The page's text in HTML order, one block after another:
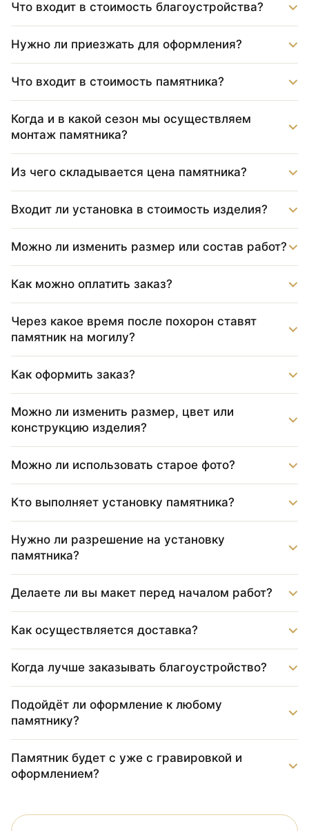
Что входит в стоимость благоустройства?
Нужно ли приезжать для оформления?
Что входит в стоимость памятника?
Когда и в какой сезон мы осуществляем
монтаж памятника?
Из чего складывается цена памятника?
Входит ли установка в стоимость изделия?
Можно ли изменить размер или состав работ?
Как можно оплатить заказ?
Через какое время после похорон ставят
памятник на могилу?
Как оформить заказ?
Можно ли изменить размер, цвет или
конструкцию изделия?
Можно ли использовать старое фото?
Кто выполняет установку памятника?
Нужно ли разрешение на установку
памятника?
Делаете ли вы макет перед началом работ?
Как осуществляется доставка?
Когда лучше заказывать благоустройство?
Подойдёт ли оформление к любому
памятнику?
Памятник будет с уже с гравировкой и
оформлением?